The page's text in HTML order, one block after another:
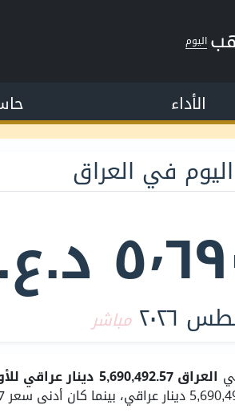
اليوم
الأداء
في العراق
د.ع.‏
مباشر
العراق 5,690,492.57 دينار عراقي للأوقية (أونصة) الواحدة